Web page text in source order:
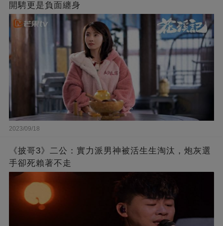
開騁更是負面纏身
2023/09/18
《披哥3》二公：實力派男神被活生生淘汰，炮灰選
手卻死賴著不走